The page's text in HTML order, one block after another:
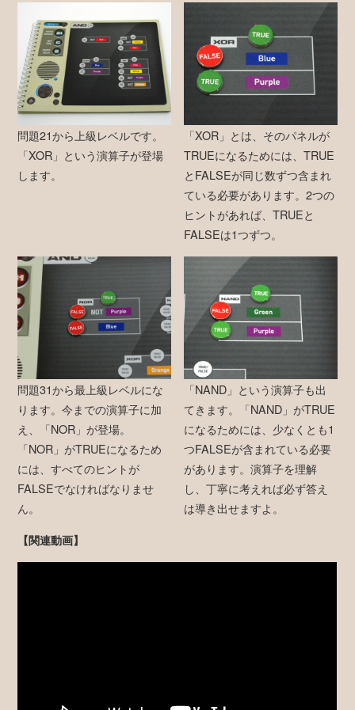
問題21から上級レベルです。
「XOR」という演算子が登場
します。
「XOR」とは、そのパネルが
TRUEになるためには、TRUE
とFALSEが同じ数ずつ含まれ
ている必要があります。2つの
ヒントがあれば、TRUEと
FALSEは1つずつ。
問題31から最上級レベルにな
ります。今までの演算子に加
え、「NOR」が登場。
「NOR」がTRUEになるため
には、すべてのヒントが
FALSEでなければなりませ
ん。
「NAND」という演算子も出
てきます。「NAND」がTRUE
になるためには、少なくとも1
つFALSEが含まれている必要
があります。演算子を理解
し、丁寧に考えれば必ず答え
は導き出せますよ。
【関連動画】